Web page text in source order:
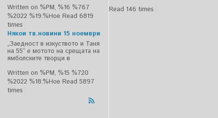
Written on %PM, %16 %767
%2022 %19:%Ное Read 6819
times
Някои тв.новини 15 ноември
„Заедност в изкуството и Таня
на 55“ е мотото на срещата на
ямболските творци в
Written on %PM, %15 %720
%2022 %18:%Ное Read 5897
times
Read 146 times